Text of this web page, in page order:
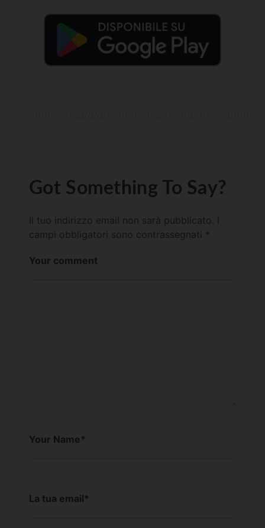
Got Something To Say?
Il tuo indirizzo email non sarà pubblicato.
campi obbligatori sono contrassegnati *
Your comment
Your Name*
La tua email*